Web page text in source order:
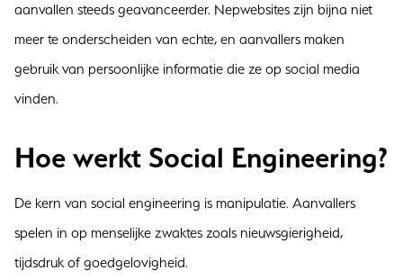
aanvallen steeds geavanceerder. Nepwebsites zijn bijna niet
meer te onderscheiden van echte, en aanvallers maken
gebruik van persoonlijke informatie die ze op social media
vinden.
Hoe werkt Social Engineering?
De kern van social engineering is manipulatie. Aanvallers
spelen in op menselijke zwaktes zoals nieuwsgierigheid,
tijdsdruk of goedgelovigheid.